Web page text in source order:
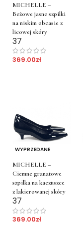
MICHELLE –
Beżowe jasne szpilki
na niskim obcasie z
licowej skóry
37
369.00zł
WYPRZEDANE
MICHELLE –
Ciemne granatowe
szpilka na kaczuszce
z lakierowanej skóry
37
369.00zł